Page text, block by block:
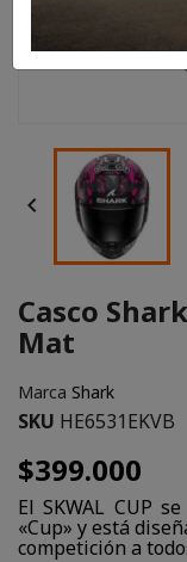

Casco
Mat
Marca Shark
SKU HE6531EKVB
$399.000
El SKWAL CUP
«Cup» y está
competición a